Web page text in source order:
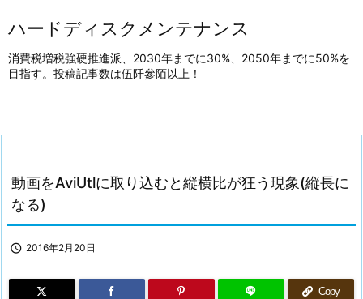
ハードディスクメンテナンス
消費税増税強硬推進派、2030年までに30%、2050年までに50%を
目指す。投稿記事数は伍阡參陌以上！
動画をAviUtlに取り込むと縦横比が狂う現象(縦長に
なる)
 2016年2月20日
Copy